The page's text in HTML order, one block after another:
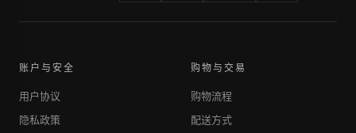
账户与安全
用户协议
隐私政策
购物与交易
购物流程
配送方式